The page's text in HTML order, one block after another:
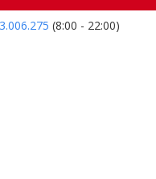
(8:00 - 22:00)